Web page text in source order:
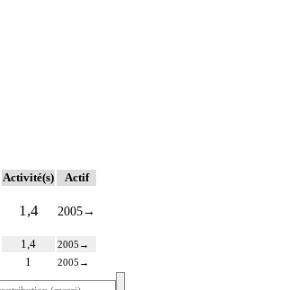
Activité(s) Actif
1,4 2005→
1,4 2005 →
1 2005 →